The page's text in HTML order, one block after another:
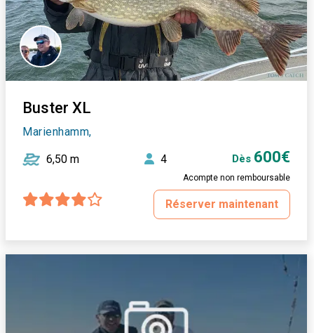
Buster XL
Marienhamm,
6,50 m 4 Dès 600€
Acompte non remboursable
Réserver maintenant